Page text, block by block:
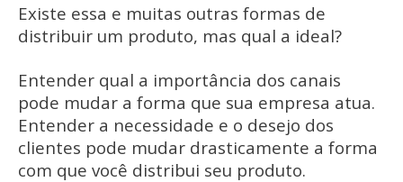
Existe essa e muitas outras formas de
distribuir um produto, mas qual a ideal?
Entender qual a importância dos canais
pode mudar a forma que sua empresa atua.
Entender a necessidade e o desejo dos
clientes pode mudar drasticamente a forma
com que você distribui seu produto.